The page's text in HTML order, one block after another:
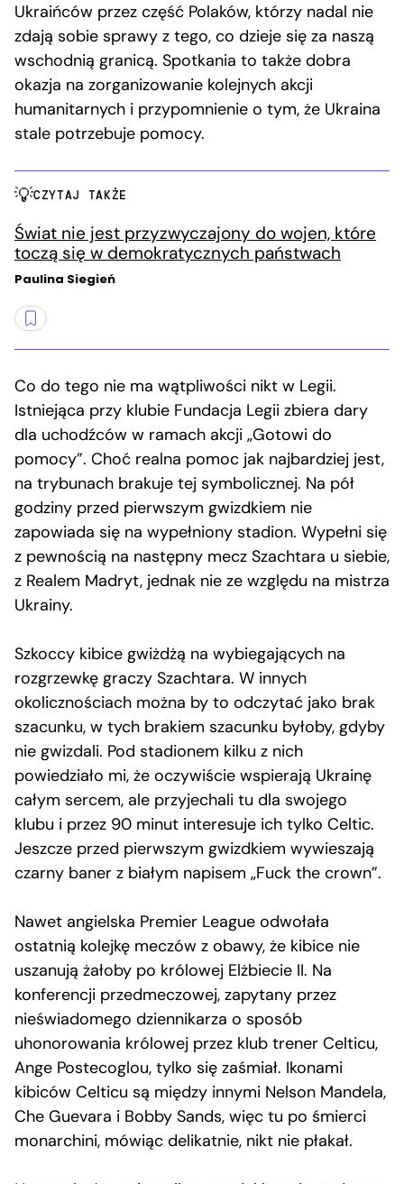
Ukraińców przez część Polaków, którzy nadal nie
zdają sobie sprawy z tego, co dzieje się za naszą
wschodnią granicą. Spotkania to także dobra
okazja na zorganizowanie kolejnych akcji
humanitarnych i przypomnienie o tym, że Ukraina
stale potrzebuje pomocy.
CZYTAJ TAKŻE
Świat nie jest przyzwyczajony do wojen, które
toczą się w demokratycznych państwach
Paulina Siegień
Co do tego nie ma wątpliwości nikt w Legii.
Istniejąca przy klubie Fundacja Legii zbiera dary
dla uchodźców w ramach akcji „Gotowi do
pomocy”. Choć realna pomoc jak najbardziej jest,
na trybunach brakuje tej symbolicznej. Na pół
godziny przed pierwszym gwizdkiem nie
zapowiada się na wypełniony stadion. Wypełni się
z pewnością na następny mecz Szachtara u siebie,
z Realem Madryt, jednak nie ze względu na mistrza
Ukrainy.
Szkoccy kibice gwiżdżą na wybiegających na
rozgrzewkę graczy Szachtara. W innych
okolicznościach można by to odczytać jako brak
szacunku, w tych brakiem szacunku byłoby, gdyby
nie gwizdali. Pod stadionem kilku z nich
powiedziało mi, że oczywiście wspierają Ukrainę
całym sercem, ale przyjechali tu dla swojego
klubu i przez 90 minut interesuje ich tylko Celtic.
Jeszcze przed pierwszym gwizdkiem wywieszają
czarny baner z białym napisem „Fuck the crown”.
Nawet angielska Premier League odwołała
ostatnią kolejkę meczów z obawy, że kibice nie
uszanują żałoby po królowej Elżbiecie II. Na
konferencji przedmeczowej, zapytany przez
nieświadomego dziennikarza o sposób
uhonorowania królowej przez klub trener Celticu,
Ange Postecoglou, tylko się zaśmiał. Ikonami
kibiców Celticu są między innymi Nelson Mandela,
Che Guevara i Bobby Sands, więc tu po śmierci
monarchini, mówiąc delikatnie, nikt nie płakał.